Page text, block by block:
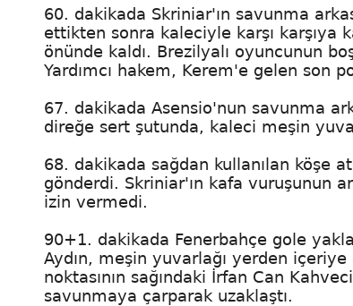
60. dakikada Skriniar'ın savunma
ettikten sonra kaleciyle karşı karşıya
önünde kaldı. Brezilyalı oyuncunun
Yardımcı hakem, Kerem'e gelen son
67. dakikada Asensio'nun savunma
direğe sert şutunda, kaleci meşin
68. dakikada sağdan kullanılan köşe
gönderdi. Skriniar'ın kafa vuruşunun
izin vermedi.
90+1. dakikada Fenerbahçe gole
Aydın, meşin yuvarlağı yerden
noktasının sağındaki İrfan Can
savunmaya çarparak uzaklaştı.